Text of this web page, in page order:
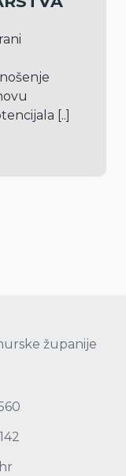
[..]
županije